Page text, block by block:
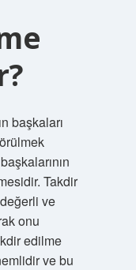
başkaları
Takdir
ve
onu
edilme
ve bu